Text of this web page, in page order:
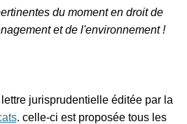
du moment en droit de
et de l'environnement !
jurisprudentielle éditée par la
. celle-ci est proposée tous les